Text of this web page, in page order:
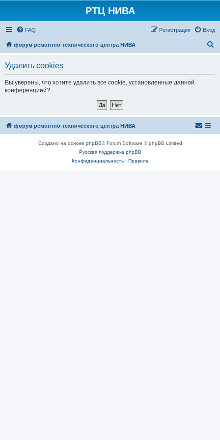
РТЦ НИВА
FAQ Вход
Регистрация
форум ремонтно-технического центра НИВА
Удалить cookies
Вы уверены, что хотите удалить все cookie, установленные данной
конференцией?
форум ремонтно-технического центра НИВА
Создано на основе phpBB® Forum Software © phpBB Limited
Русская поддержка phpBB
Конфиденциальность| Правила